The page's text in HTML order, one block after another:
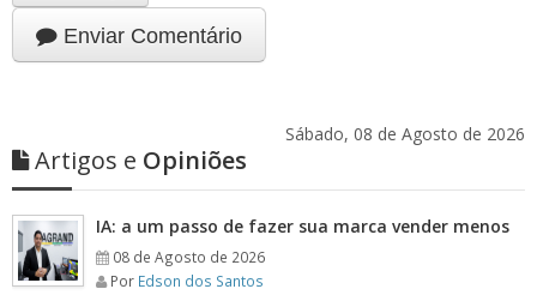
Enviar Comentário
Sábado, 08 de Agosto de 2026
Artigos e Opiniões
IA: a um passo de fazer sua marca vender menos
08 de Agosto de 2026
Por Edson dos Santos